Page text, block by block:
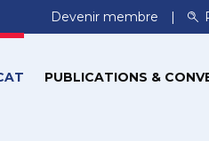
Devenir membre
PUBLICATIONS &